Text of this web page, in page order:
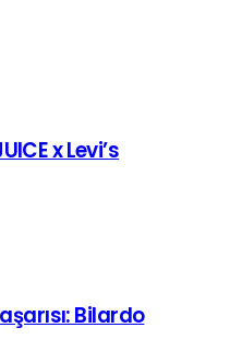
x Levi’s
Bilardo